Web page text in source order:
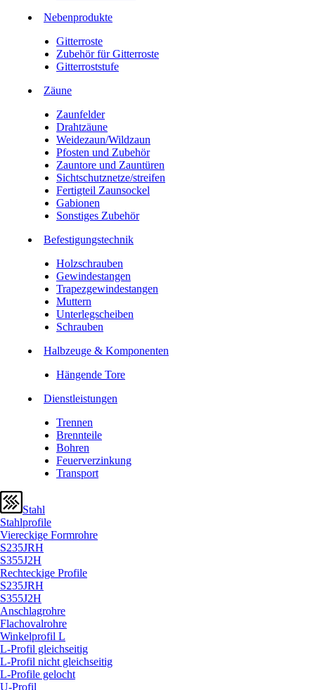
Nebenprodukte
Gitterroste
Zubehör für Gitterroste
Gitterroststufe
Zäune
Zaunfelder
Drahtzäune
Weidezaun/Wildzaun
Pfosten und Zubehör
Zauntore und Zauntüren
Sichtschutznetze/streifen
Fertigteil Zaunsockel
Gabionen
Sonstiges Zubehör
Befesti­gungstechnik
Holzschrauben
Gewindestangen
Trapezgewindestangen
Muttern
Unterlegscheiben
Schrauben
Halbzeuge & Komponenten
Hängende Tore
Dienstleistungen
Trennen
Brennteile
Bohren
Feuerverzinkung
Transport
Stahl
Stahlprofile
Viereckige Formrohre
S235JRH
S355J2H
Rechteckige Profile
S235JRH
S355J2H
Anschlagrohre
Flachovalrohre
Winkelprofil L
L-Profil gleichseitig
L-Profil nicht gleichseitig
L-Profile gelocht
U-Profil